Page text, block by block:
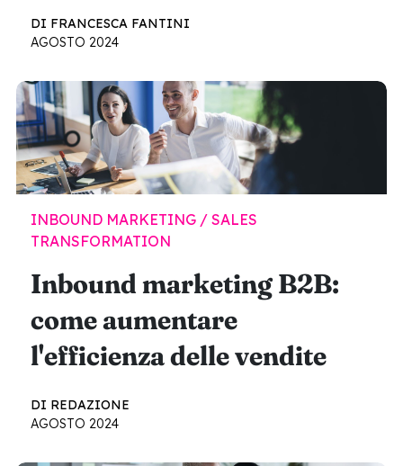
DI FRANCESCA FANTINI
AGOSTO 2024
INBOUND MARKETING / SALES
TRANSFORMATION
Inbound marketing B2B:
come aumentare
l'efficienza delle vendite
DI REDAZIONE
AGOSTO 2024